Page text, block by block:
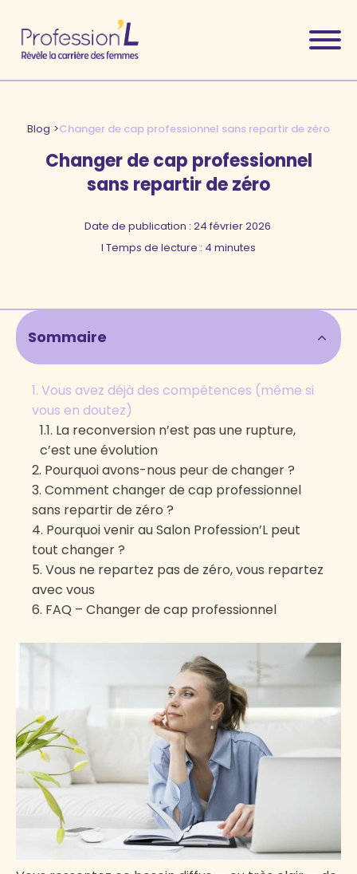
Blog >Changer de cap professionnel sans repartir de zéro
Changer de cap professionnel
sans repartir de zéro
Date de publication : 24 février 2026
l Temps de lecture : 4 minutes
Sommaire
Vous avez déjà des compétences (même si
vous en doutez)
La reconversion n’est pas une rupture,
c’est une évolution
Pourquoi avons-nous peur de changer ?
Comment changer de cap professionnel
sans repartir de zéro ?
1. Faire l’inventaire de vos compétences
2. Identifier ce qui vous motive vraiment
3. Explorer les passerelles possibles
4. Vous entourer
Pourquoi venir au Salon Profession’L peut
tout changer ?
Vous ne repartez pas de zéro, vous repartez
avec vous
FAQ – Changer de cap professionnel
Faut-il forcément reprendre des études
Comment savoir si je dois vraiment
changer de cap professionnel ?
Est-ce risqué financièrement ?